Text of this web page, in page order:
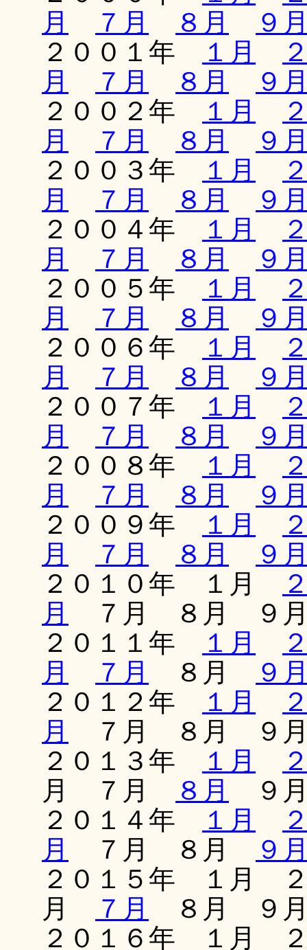
月
７月 ８月
９
２００１年
１月
月
７月 ８月
９
２００２年
１月
月
７月 ８月
９
２００３年
１月
月
７月 ８月
９
２００４年
１月
月
７月 ８月
９
２００５年
１月
月
７月 ８月
９
２００６年
１月
月
７月 ８月
９
２００７年
１月
月
７月 ８月
９
２００８年
１月
月
７月 ８月
９
２００９年
１月
月
７月 ８月
９
２０１０年 １月
月
７月 ８月 ９
２０１１年
１月
月
７月 ８月
９
２０１２年
１月
月
７月 ８月 ９
２０１３年
１月
月 ７月
８月
９
２０１４年
１月
月
７月 ８月
９
２０１５年 １月
月
７月
８月 ９
２０１６年 １月